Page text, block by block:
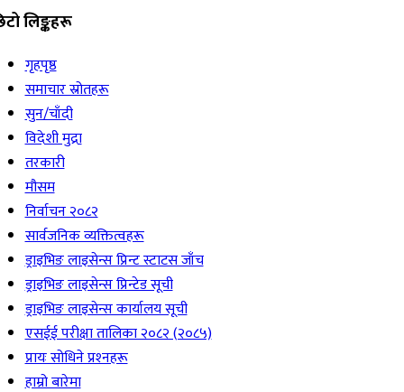
लिङ्कहरू
गृहपृष्ठ
समाचार स्रोतहरू
सुन/चाँदी
विदेशी मुद्रा
तरकारी
मौसम
निर्वाचन २०८२
सार्वजनिक व्यक्तित्वहरू
ड्राइभिङ लाइसेन्स प्रिन्ट स्टाटस जाँच
ड्राइभिङ लाइसेन्स प्रिन्टेड सूची
ड्राइभिङ लाइसेन्स कार्यालय सूची
एसईई परीक्षा तालिका २०८२ (२०८५)
प्रायः सोधिने प्रश्‍नहरू
हाम्रो बारेमा